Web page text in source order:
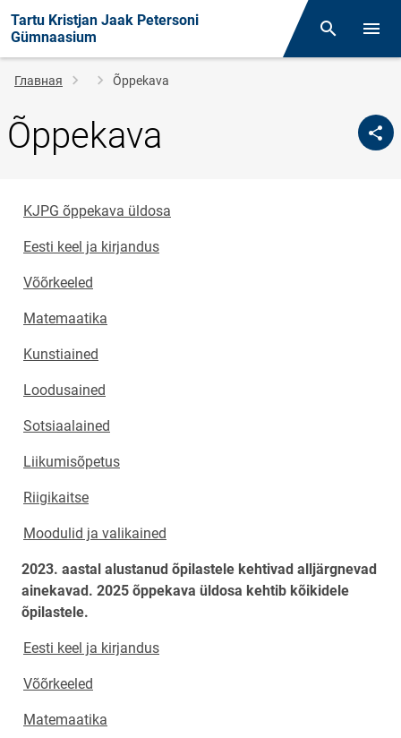
Tartu Kristjan Jaak Petersoni
Gümnaasium
Поиск
Строка
навигации
Главная Õppekava
Õppekava
KJPG õppekava üldosa
Eesti keel ja kirjandus
Võõrkeeled
Matemaatika
Kunstiained
Loodusained
Sotsiaalained
Liikumisõpetus
Riigikaitse
Moodulid ja valikained
2023. aastal alustanud õpilastele kehtivad alljärgnevad
ainekavad. 2025 õppekava üldosa kehtib kõikidele
õpilastele.
Eesti keel ja kirjandus
Võõrkeeled
Matemaatika